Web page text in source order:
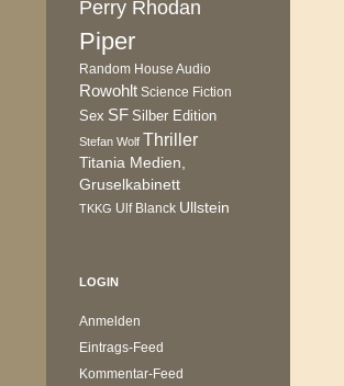
Perry Rhodan
Piper
Random House Audio
Rowohlt Science Fiction
Sex SF Silber Edition
Stefan Wolf Thriller
Titania Medien,
Gruselkabinett
TKKG Ulf Blanck Ullstein
LOGIN
Anmelden
Eintrags-Feed
Kommentar-Feed